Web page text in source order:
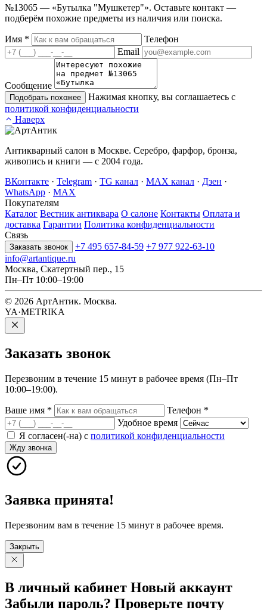
№13065 — «Бутылка "Мушкетер"». Оставьте контакт —
подберём похожие предметы из наличия или поиска.
Имя *
Телефон
Email
Сообщение
Подобрать похожее
Нажимая кнопку, вы соглашаетесь с
политикой конфиденциальности
Наверх
Антикварный салон в Москве. Серебро, фарфор, бронза,
живопись и книги — с 2004 года.
ВКонтакте · Telegram · TG канал · MAX канал · Дзен ·
WhatsApp · MAX
Покупателям
Каталог Вестник антиквара О салоне Контакты Оплата и
доставка Гарантии Политика конфиденциальности
Связь
Заказать звонок +7 495 657-84-59 +7 977 922-63-10
info@artantique.ru
Москва, Скатертный пер., 15
Пн–Пт 10:00–19:00
© 2026 АртАнтик. Москва.
YA·METRIKA
Заказать звонок
Перезвоним в течение 15 минут в рабочее время (Пн–Пт
10:00–19:00).
Ваше имя * Телефон *
Удобное время
Я согласен(-на) с политикой конфиденциальности
Жду звонка
Заявка принята!
Перезвоним вам в течение 15 минут в рабочее время.
Закрыть
В личный кабинет Новый аккаунт
Забыли пароль? Проверьте почту